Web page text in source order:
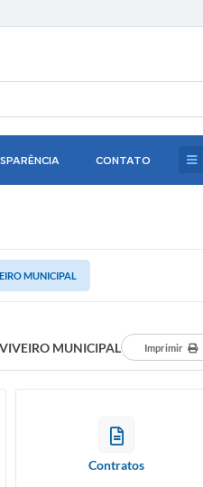
CONTATO
MUNICIPAL
MUNICIPAL Imprimir
Contratos